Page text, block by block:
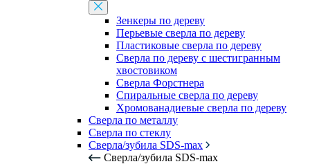
Зенкеры по дереву
Перьевые сверла по дереву
Пластиковые сверла по дереву
Сверла по дереву с шестигранным
хвостовиком
Сверла Форстнера
Спиральные сверла по дереву
Хромованадиевые сверла по дереву
Сверла по металлу
Сверла по стеклу
Сверла/зубила SDS-max
Сверла/зубила SDS-max